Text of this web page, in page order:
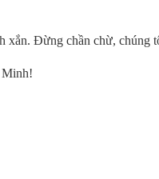
Đừng chần chừ, chúng
Minh!